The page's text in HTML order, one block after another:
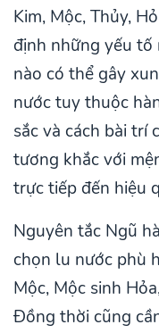
Kim, Mộc, Thủy,
định những yếu tố
nào có thể gây
nước tuy thuộc
sắc và cách bài trí
tương khắc với
trực tiếp đến hiệu
Nguyên tắc Ngũ
chọn lu nước phù
Mộc, Mộc sinh
Đồng thời cũng